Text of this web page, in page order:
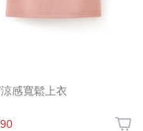
感寬鬆上衣